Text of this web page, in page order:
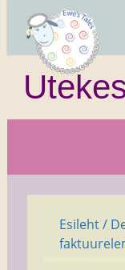
Esileht/